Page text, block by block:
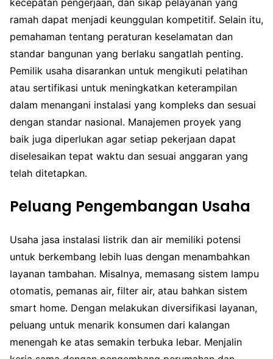
ramah dapat menjadi keunggulan kompetitif. Selain itu,
pemahaman tentang peraturan keselamatan dan
standar bangunan yang berlaku sangatlah penting.
Pemilik usaha disarankan untuk mengikuti pelatihan
atau sertifikasi untuk meningkatkan keterampilan
dalam menangani instalasi yang kompleks dan sesuai
dengan standar nasional. Manajemen proyek yang
baik juga diperlukan agar setiap pekerjaan dapat
diselesaikan tepat waktu dan sesuai anggaran yang
telah ditetapkan.
Peluang Pengembangan Usaha
Usaha jasa instalasi listrik dan air memiliki potensi
untuk berkembang lebih luas dengan menambahkan
layanan tambahan. Misalnya, memasang sistem lampu
otomatis, pemanas air, filter air, atau bahkan sistem
smart home. Dengan melakukan diversifikasi layanan,
peluang untuk menarik konsumen dari kalangan
menengah ke atas semakin terbuka lebar. Menjalin